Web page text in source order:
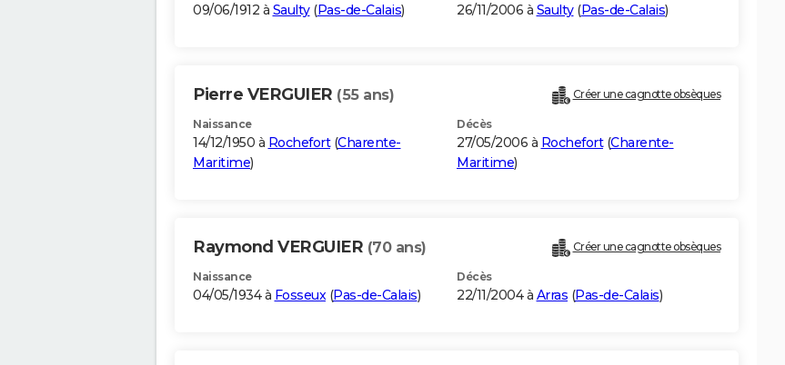
09/06/1912 à Saulty(Pas-de-Calais) 26/11/2006 à Saulty(Pas-de-Calais)
Pierre VERGUIER (55 ans) Créer une cagnotte obsèques
Naissance
14/12/1950 à Rochefort(Charente-
Maritime)
Décès
27/05/2006 à Rochefort(Charente-
Maritime)
Raymond VERGUIER (70 ans) Créer une cagnotte obsèques
Naissance
04/05/1934 à Fosseux(Pas-de-Calais)
Décès
22/11/2004 à Arras (Pas-de-Calais)